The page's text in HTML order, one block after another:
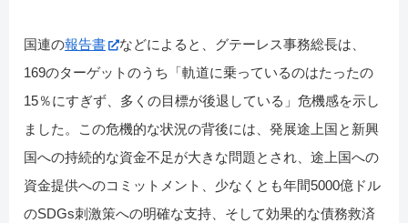
国連の報告書
などによると、グテーレス事務総長は、
169のターゲットのうち「軌道に乗っているのはたったの
15％にすぎず、多くの目標が後退している」危機感を示し
ました。この危機的な状況の背後には、発展途上国と新興
国への持続的な資金不足が大きな問題とされ、途上国への
資金提供へのコミットメント、少なくとも年間5000億ドル
のSDGs刺激策への明確な支持、そして効果的な債務救済